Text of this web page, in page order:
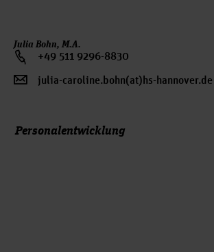
Julia Bohn, M.A.
+49 511 9296-8830
julia-caroline.bohn(at)hs-hannover.de
Personalentwicklung